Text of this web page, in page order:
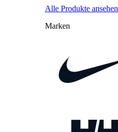
Alle Produkte ansehen
Marken